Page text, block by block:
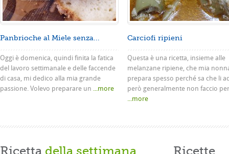
Panbrioche al Miele senza...
Oggi è domenica, quindi finita la fatica
del lavoro settimanale e delle faccende
di casa, mi dedico alla mia grande
passione. Volevo preparare un ...more
Carciofi ripieni
Questa è una ricetta, insieme alle
melanzane ripiene, che mia
prepara spesso perché sa che li
però generalmente non faccio
...more
Ricetta della settimana Ricette